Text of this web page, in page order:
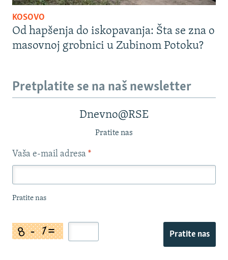
KOSOVO
Od hapšenja do iskopavanja: Šta se zna o
masovnoj grobnici u Zubinom Potoku?
Pretplatite se na naš newsletter
Dnevno@RSE
Pratite nas
Vaša e-mail adresa *
Pratite nas
Pratite nas